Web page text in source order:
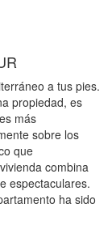
a tus pies.
propiedad, es
más
sobre los
que
combina
espectaculares.
ha sido